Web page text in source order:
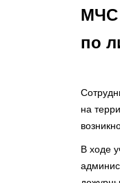
МЧС
по
на
В ходе